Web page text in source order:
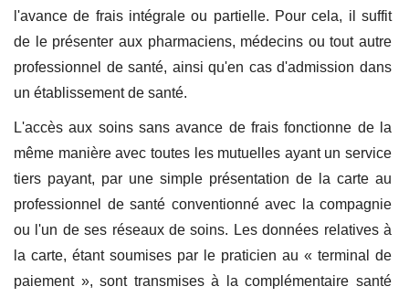
l'avance de frais intégrale ou partielle. Pour cela, il suffit
de le présenter aux pharmaciens, médecins ou tout autre
professionnel de santé, ainsi qu'en cas d'admission dans
un établissement de santé.
L'accès aux soins sans avance de frais fonctionne de la
même manière avec toutes les mutuelles ayant un service
tiers payant, par une simple présentation de la carte au
professionnel de santé conventionné avec la compagnie
ou l'un de ses réseaux de soins. Les données relatives à
la carte, étant soumises par le praticien au « terminal de
paiement », sont transmises à la complémentaire santé